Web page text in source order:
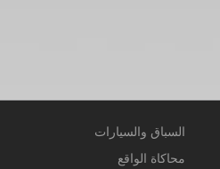
السباق والسيارات
محاكاة الواقع